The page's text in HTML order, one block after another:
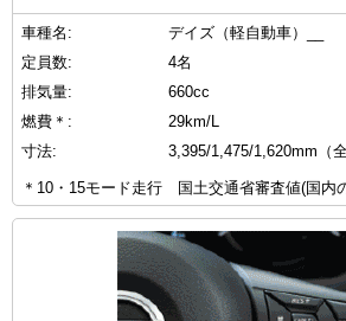
車種名:
デイズ（軽自動車）__
定員数:
4名
排気量:
660cc
燃費＊:
29km/L
寸法:
3,395/1,475/1,620mm（
＊10・15モード走行 国土交通省審査値(国内